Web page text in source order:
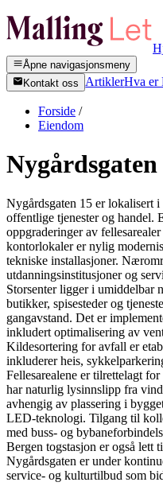
Åpne navigasjonsmeny
Kontakt oss
ArtiklerHva er
Forside /
Eiendom
Nygårdsgaten
Nygårdsgaten 15 er lokalisert
offentlige tjenester og handel.
oppgraderinger av
kontorlokaler er nylig
tekniske installasjoner.
utdanningsinstitusjoner og
Storsenter ligger i umiddelbar
butikker, spisesteder og
gangavstand. Det er
inkludert optimalisering av
Kildesortering for avfall er
inkluderer heis,
Fellesarealene er tilrettelagt
har naturlig lysinnslipp fra
avhengig av plassering i
LED-teknologi. Tilgang til
med buss- og
Bergen togstasjon er også lett
Nygårdsgaten er under
service- og kulturtilbud som